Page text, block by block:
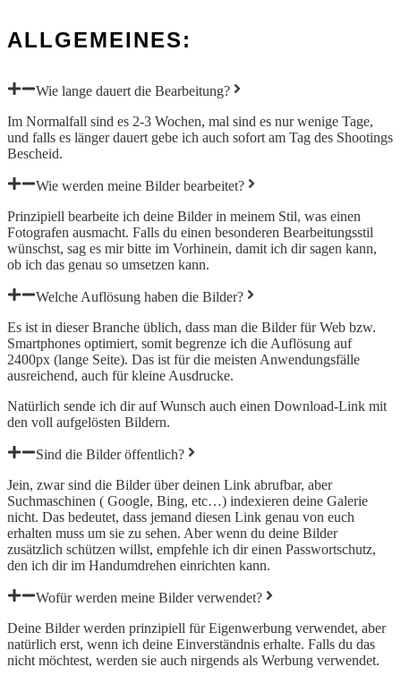
ALLGEMEINES:
Wie lange dauert die Bearbeitung?
Im Normalfall sind es 2-3 Wochen, mal sind es nur wenige Tage,
und falls es länger dauert gebe ich auch sofort am Tag des Shootings
Bescheid.
Wie werden meine Bilder bearbeitet?
Prinzipiell bearbeite ich deine Bilder in meinem Stil, was einen
Fotografen ausmacht. Falls du einen besonderen Bearbeitungsstil
wünschst, sag es mir bitte im Vorhinein, damit ich dir sagen kann,
ob ich das genau so umsetzen kann.
Welche Auflösung haben die Bilder?
Es ist in dieser Branche üblich, dass man die Bilder für Web bzw.
Smartphones optimiert, somit begrenze ich die Auflösung auf
2400px (lange Seite). Das ist für die meisten Anwendungsfälle
ausreichend, auch für kleine Ausdrucke.
Natürlich sende ich dir auf Wunsch auch einen Download-Link mit
den voll aufgelösten Bildern.
Sind die Bilder öffentlich?
Jein, zwar sind die Bilder über deinen Link abrufbar, aber
Suchmaschinen ( Google, Bing, etc…) indexieren deine Galerie
nicht. Das bedeutet, dass jemand diesen Link genau von euch
erhalten muss um sie zu sehen. Aber wenn du deine Bilder
zusätzlich schützen willst, empfehle ich dir einen Passwortschutz,
den ich dir im Handumdrehen einrichten kann.
Wofür werden meine Bilder verwendet?
Deine Bilder werden prinzipiell für Eigenwerbung verwendet, aber
natürlich erst, wenn ich deine Einverständnis erhalte. Falls du das
nicht möchtest, werden sie auch nirgends als Werbung verwendet.